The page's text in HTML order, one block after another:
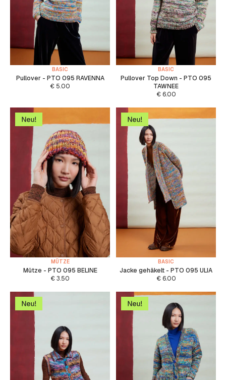
BASIC
Pullover - PTO 095 RAVENNA
€ 5.00
BASIC
Pullover Top Down - PTO 095
TAWNEE
€6.00
MÜTZE
Mütze - PTO 095 BELINE
€3.50
BASIC
Jacke gehäkelt - PTO 095 ULIA
€6.00